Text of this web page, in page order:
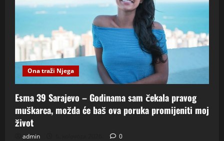
Ona traži Njega
Esma 39 Sarajevo – Godinama sam čekala pravog
muškarca, možda će baš ova poruka promijeniti moj
život
admin 0